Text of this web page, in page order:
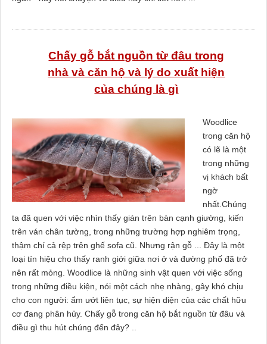
Chấy gỗ bắt nguồn từ đâu trong
nhà và căn hộ và lý do xuất hiện
của chúng là gì
Woodlice
trong căn hộ
có lẽ là một
trong những
vị khách bất
ngờ
nhất.Chúng
ta đã quen với việc nhìn thấy gián trên bàn cạnh giường, kiến ​​
trên ván chân tường, trong những trường hợp nghiêm trọng,
thậm chí cả rệp trên ghế sofa cũ. Nhưng rận gỗ ... Đây là một
loại tín hiệu cho thấy ranh giới giữa nơi ở và đường phố đã trở
nên rất mỏng. Woodlice là những sinh vật quen với việc sống
trong những điều kiện, nói một cách nhẹ nhàng, gây khó chịu
cho con người: ẩm ướt liên tục, sự hiện diện của các chất hữu
cơ đang phân hủy. Chấy gỗ trong căn hộ bắt nguồn từ đâu và
điều gì thu hút chúng đến đây? ..